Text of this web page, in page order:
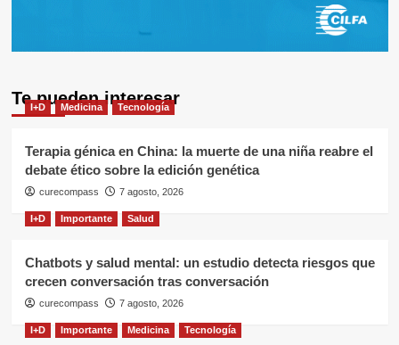
Te pueden interesar
I+D Medicina Tecnología
Terapia génica en China: la muerte de una niña reabre el
debate ético sobre la edición genética
curecompass 7 agosto, 2026
I+D Importante Salud
Chatbots y salud mental: un estudio detecta riesgos que
crecen conversación tras conversación
curecompass 7 agosto, 2026
I+D Importante Medicina Tecnología